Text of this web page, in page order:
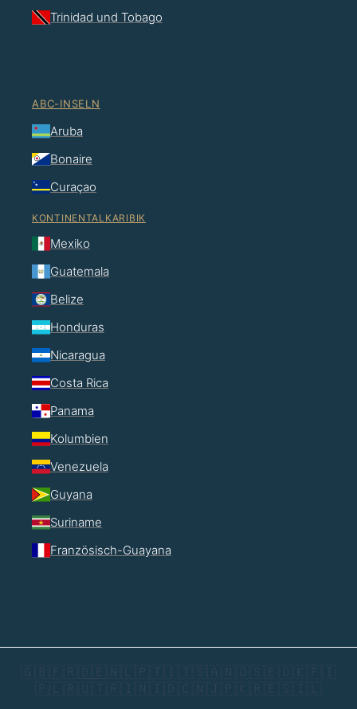
Trinidad und Tobago
ABC-INSELN
Aruba
Bonaire
Curaçao
KONTINENTALKARIBIK
Mexiko
Guatemala
Belize
Honduras
Nicaragua
Costa Rica
Panama
Kolumbien
Venezuela
Guyana
Suriname
Französisch-Guayana
🇬🇧 🇫🇷 🇩🇪 🇳🇱 🇵🇹 🇮🇹 🇸🇦 🇳🇴 🇸🇪 🇩🇰 🇫🇮
🇵🇱 🇷🇺 🇹🇷 🇮🇳 🇮🇩 🇨🇳 🇯🇵 🇰🇷 🇪🇸 🇮🇱